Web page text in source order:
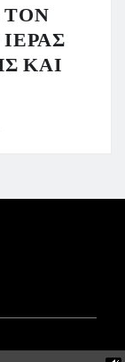
ΚΑΙ
δύναμη του